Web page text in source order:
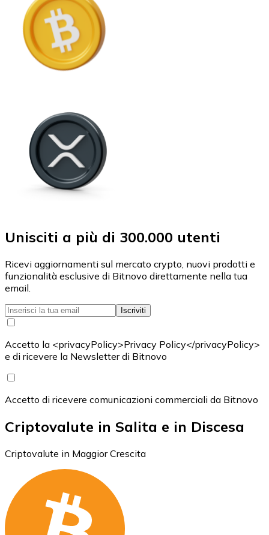
Unisciti a più di 300.000 utenti
Ricevi aggiornamenti sul mercato crypto, nuovi prodotti e
funzionalità esclusive di Bitnovo direttamente nella tua
email.
Iscriviti
Accetto la <privacyPolicy>Privacy Policy</privacyPolicy>
e di ricevere la Newsletter di Bitnovo
Accetto di ricevere comunicazioni commerciali da Bitnovo
Criptovalute in Salita e in Discesa
Criptovalute in Maggior Crescita